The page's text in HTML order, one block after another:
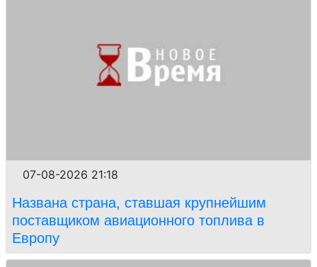
07-08-2026 21:18
Названа страна, ставшая крупнейшим
поставщиком авиационного топлива в
Европу